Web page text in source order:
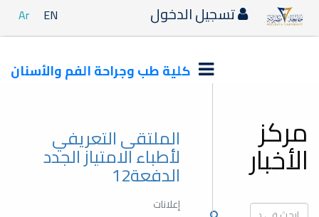
Ar EN تسجيل الدخول
كلية طب وجراحة الفم والأسنان
مركز
الأخبار الملتقى التعريفي
لأطباء الامتياز الجدد
الدفعة12
إعلانات